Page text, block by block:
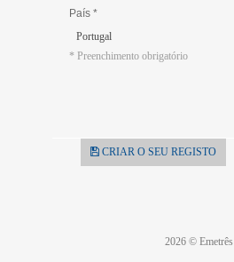
País *
Portugal
* Preenchimento obrigatório
CRIAR O SEU REGISTO
2026 © Emetrês